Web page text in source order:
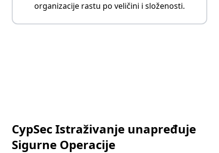
organizacije rastu po veličini i složenosti.
CypSec Istraživanje unapređuje
Sigurne Operacije